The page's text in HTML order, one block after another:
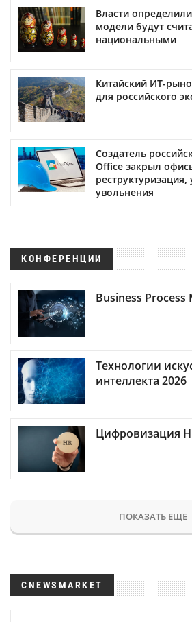
Власти
модели будут
национальными
Китайский ИТ-
для российского
Создатель
Office закрыл
увольнения
КОНФЕРЕНЦИИ
Business Process
Технологии
интеллекта 2026
Цифровизация
ПОКАЗАТЬ ЕЩЕ
CNEWSMARKET